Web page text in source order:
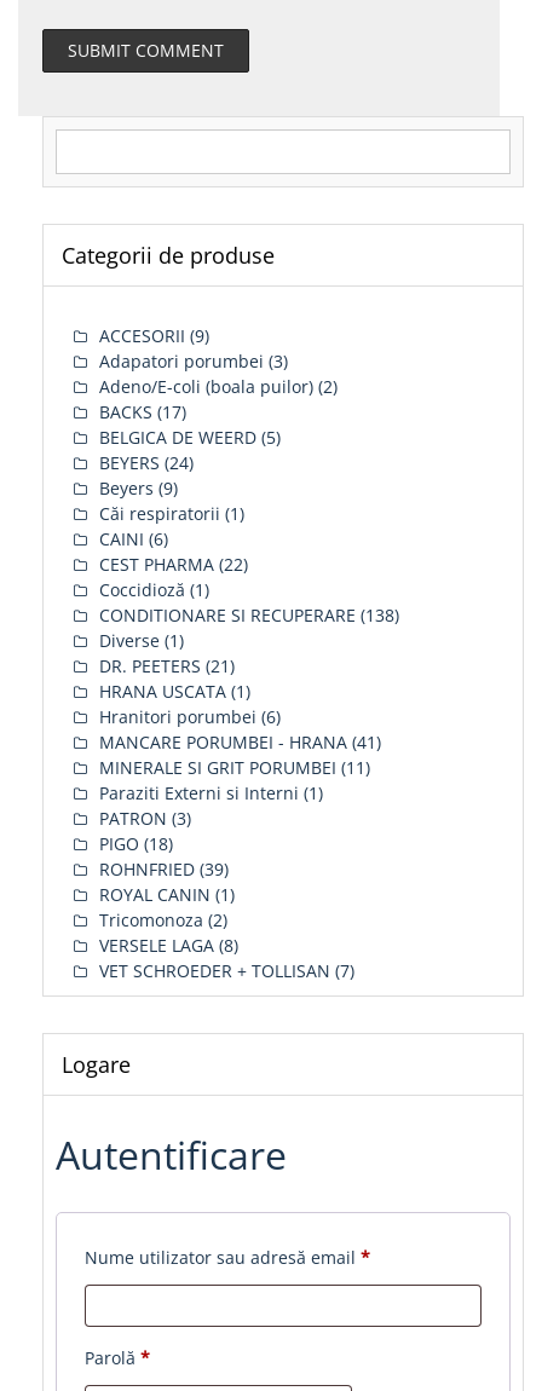
Categorii de produse
ACCESORII (9)
Adapatori porumbei (3)
Adeno/E-coli (boala puilor) (2)
BACKS (17)
BELGICA DE WEERD (5)
BEYERS (24)
Beyers (9)
Căi respiratorii (1)
CAINI (6)
CEST PHARMA (22)
Coccidioză (1)
CONDITIONARE SI RECUPERARE (138)
Diverse (1)
DR. PEETERS (21)
HRANA USCATA (1)
Hranitori porumbei (6)
MANCARE PORUMBEI - HRANA (41)
MINERALE SI GRIT PORUMBEI (11)
Paraziti Externi si Interni (1)
PATRON (3)
PIGO (18)
ROHNFRIED (39)
ROYAL CANIN (1)
Tricomonoza (2)
VERSELE LAGA (8)
VET SCHROEDER + TOLLISAN (7)
Logare
Autentificare
Nume utilizator sau adresă email *Obligatoriu
Parolă *Obligatoriu